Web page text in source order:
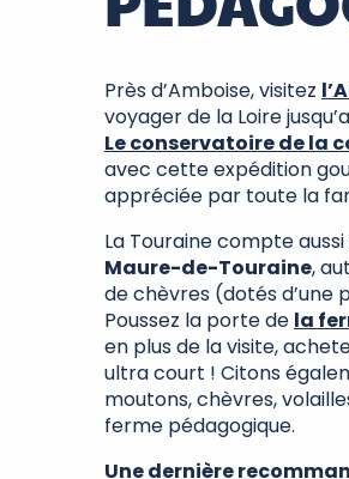
Près d’Amboise, visitez
voyager de la Loire
Le conservatoire de la
avec cette expédition
appréciée par toute la
La Touraine compte
Maure-de-Touraine,
de chèvres (dotés d’une
Poussez la porte de la
en plus de la visite,
ultra court ! Citons
moutons, chèvres,
ferme pédagogique.
Une dernière